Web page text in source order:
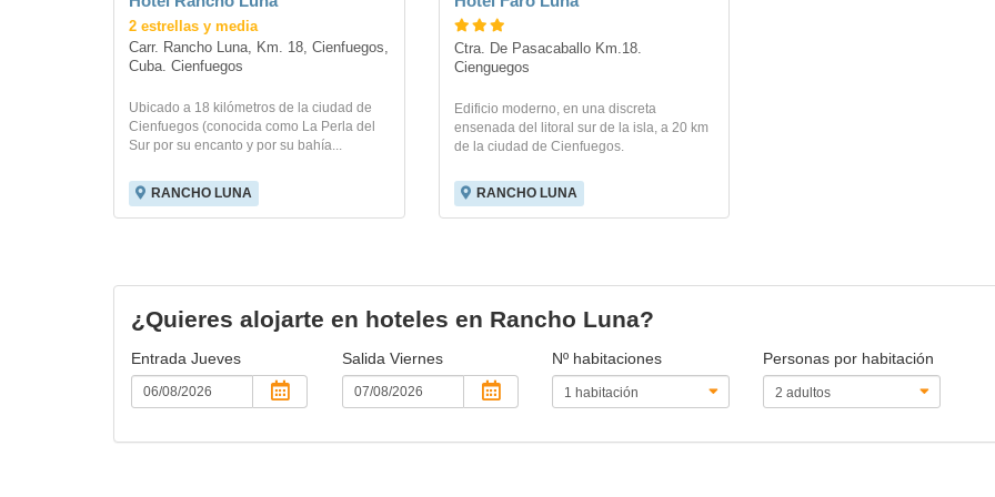
2 estrellas y media
Carr. Rancho Luna, Km. 18, Cienfuegos,
Cuba. Cienfuegos
Ubicado a 18 kilómetros de la ciudad de
Cienfuegos (conocida como La Perla del
Sur por su encanto y por su bahía...
RANCHO LUNA
Ctra. De Pasacaballo Km.18.
Cienguegos
Edificio moderno, en una discreta
ensenada del litoral sur de la isla, a 20 km
de la ciudad de Cienfuegos.
RANCHO LUNA
¿Quieres alojarte en hoteles en Rancho Luna?
Entrada Jueves Salida Viernes Nº habitaciones
Personas por habitación